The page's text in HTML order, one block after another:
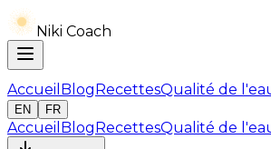
Niki Coach
Accueil BlogRecettesQualité de
EN
FR
Accueil BlogRecettesQualité de